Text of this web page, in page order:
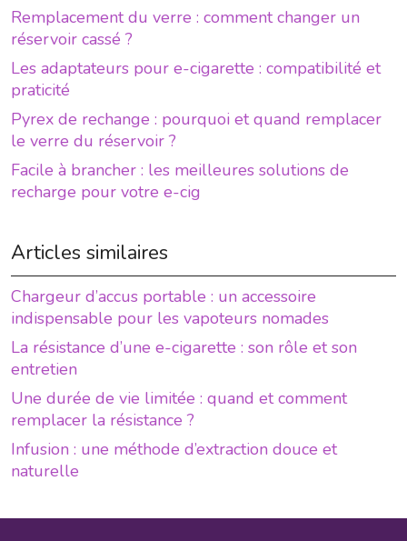
Remplacement du verre : comment changer un
réservoir cassé ?
Les adaptateurs pour e-cigarette : compatibilité et
praticité
Pyrex de rechange : pourquoi et quand remplacer
le verre du réservoir ?
Facile à brancher : les meilleures solutions de
recharge pour votre e-cig
Articles similaires
Chargeur d’accus portable : un accessoire
indispensable pour les vapoteurs nomades
La résistance d’une e-cigarette : son rôle et son
entretien
Une durée de vie limitée : quand et comment
remplacer la résistance ?
Infusion : une méthode d’extraction douce et
naturelle